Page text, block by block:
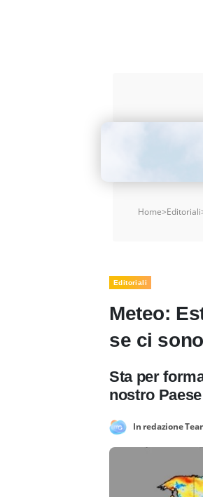
Home>Editoriali
Editoriali
Meteo:
se ci
Sta per
nostro Paese
In redazione